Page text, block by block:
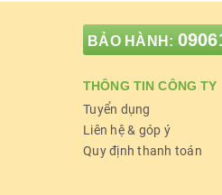
BẢO HÀNH:
THÔNG TIN CÔNG TY
Tuyển dụng
Liên hệ & góp ý
Quy định thanh toán